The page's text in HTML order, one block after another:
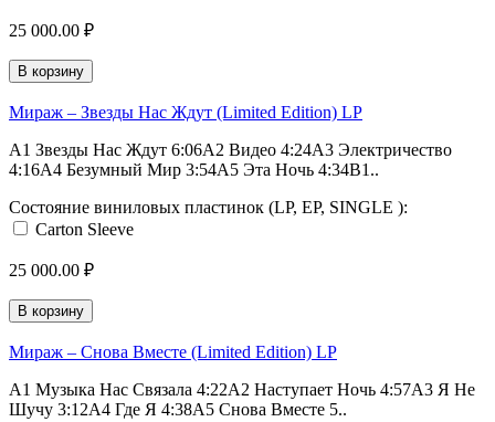
25 000.00 ₽
В корзину
Мираж – Звезды Нас Ждут (Limited Edition) LP
A1 Звезды Нас Ждут 6:06A2 Видео 4:24A3 Электричество
4:16A4 Безумный Мир 3:54A5 Эта Ночь 4:34B1..
Состояние виниловых пластинок (LP, EP, SINGLE ):
Carton Sleeve
25 000.00 ₽
В корзину
Мираж – Снова Вместе (Limited Edition) LP
A1 Музыка Нас Связала 4:22A2 Наступает Ночь 4:57A3 Я Не
Шучу 3:12A4 Где Я 4:38A5 Снова Вместе 5..